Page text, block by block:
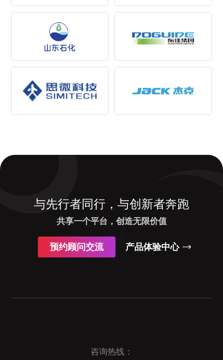
与先行者同行，与创新者奔跑
共享一个平台，创造无限价值
预约顾问交流 产品体验中心
咨询热线：